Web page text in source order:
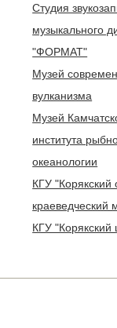
Студия
музыкального
"ФОРМАТ"
Музей
вулканизма
Музей
института
океанологии
КГУ "Корякский
краеведческий
КГУ "Корякский